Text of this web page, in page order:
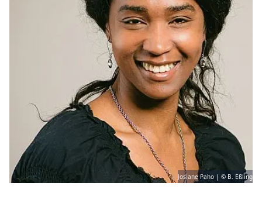
Josiane Paho | © B. Eßling